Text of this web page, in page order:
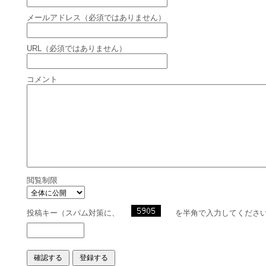
メールアドレス（必須ではありません）
URL（必須ではありません）
コメント
閲覧制限
投稿キー（スパム対策に、 を半角で入力してくださ